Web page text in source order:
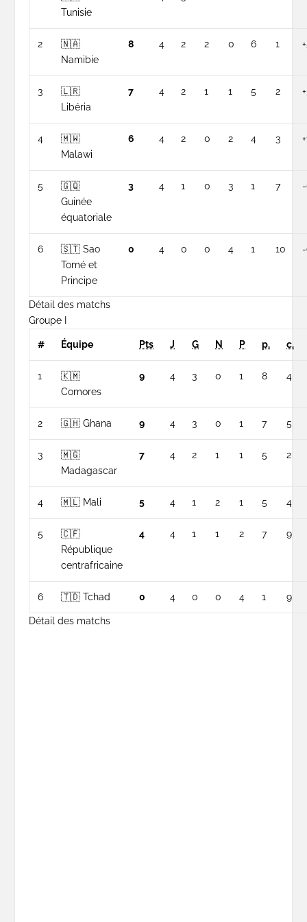
Tunisie
2
🇳🇦
Namibie
8 4 2 2 0 6 1
3
🇱🇷
Libéria
7 4 2 1 1 5 2
4
🇲🇼
Malawi
6 4 2 0 2 4 3
5
🇬🇶
Guinée
équatoriale
3 4 1 0 3 1 7
6
🇸🇹 Sao
Tomé et
Principe
0 4 0 0 4 1 10
Détail des matchs
Groupe I
# Équipe Pts J G N P p. c.
1
🇰🇲
Comores
9 4 3 0 1 8 4
2 🇬🇭 Ghana 9 4 3 0 1 7 5
3
🇲🇬
Madagascar
7 4 2 1 1 5 2
4 🇲🇱 Mali 5 4 1 2 1 5 4
5
🇨🇫
République
centrafricaine
4 4 1 1 2 7 9
6 🇹🇩 Tchad 0 4 0 0 4 1 9
Détail des matchs